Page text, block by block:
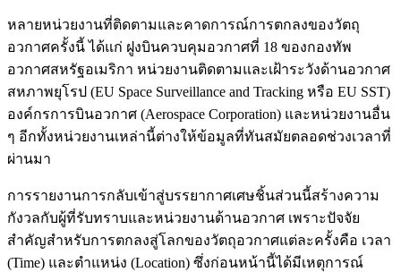
หลายหน่วยงานที่ติดตามและคาดการณ์การตกลงของวัตถุ
อวกาศครั้งนี้ ได้แก่ ฝูงบินควบคุมอวกาศที่ 18 ของกองทัพ
อวกาศสหรัฐอเมริกา หน่วยงานติดตามและเฝ้าระวังด้านอวกาศ
สหภาพยุโรป (EU Space Surveillance and Tracking หรือ EU SST)
องค์กรการบินอวกาศ (Aerospace Corporation) และหน่วยงานอื่น
ๆ อีกทั้งหน่วยงานเหล่านี้ต่างให้ข้อมูลที่ทันสมัยตลอดช่วงเวลาที่
ผ่านมา
การรายงานการกลับเข้าสู่บรรยากาศเศษชิ้นส่วนนี้สร้างความ
กังวลกับผู้ที่รับทราบและหน่วยงานด้านอวกาศ เพราะปัจจัย
สำคัญสำหรับการตกลงสู่โลกของวัตถุอวกาศแต่ละครั้งคือ เวลา
(Time) และตำแหน่ง (Location) ซึ่งก่อนหน้านี้ได้มีเหตุการณ์